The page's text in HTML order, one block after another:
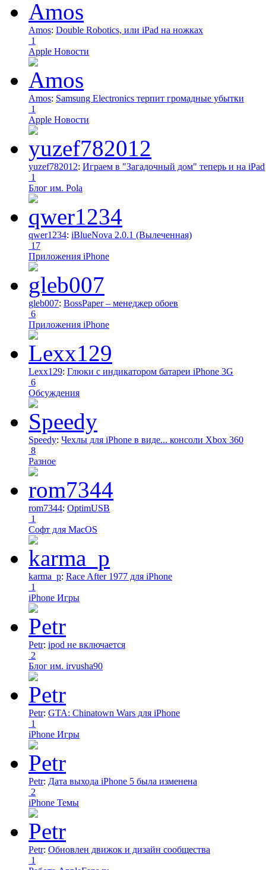
Amos: Double Robotics, или iPad на ножках
1
Apple Новости
Amos: Samsung Electronics терпит громадные убытки
1
Apple Новости
yuzef782012: Играем в "Загадочный дом" теперь и на iPad
1
Блог им. Pola
qwer1234: iBlueNova 2.0.1 (Вылеченная)
17
Приложения iPhone
gleb007: BossPaper – менеджер обоев
6
Приложения iPhone
Lexx129: Глюки с индикатором батареи iPhone 3G
6
Обсуждения
Speedy: Чехлы для iPhone в виде... консоли Xbox 360
8
Разное
rom7344: OptimUSB
1
Софт для MacOS
karma_p: Race After 1977 для iPhone
1
iPhone Игры
Petr: ipod не включается
2
Блог им. irvusha90
Petr: GTA: Chinatown Wars для iPhone
1
iPhone Игры
Petr: Дата выхода iPhone 5 была изменена
2
iPhone Темы
Petr: Обновлен движок и дизайн сообщества
1